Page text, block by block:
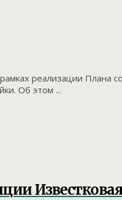
реализации Плана
Об этом ...